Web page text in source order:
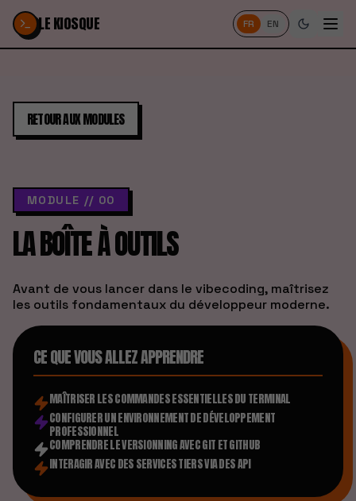
Passer au contenu
LE KIOSQUE FR EN
RETOUR AUX MODULES
MODULE // 00
LA BOÎTE À OUTILS
Avant de vous lancer dans le vibecoding, maîtrisez
les outils fondamentaux du développeur moderne.
CE QUE VOUS ALLEZ APPRENDRE
MAÎTRISER LES COMMANDES ESSENTIELLES DU TERMINAL
CONFIGURER UN ENVIRONNEMENT DE DÉVELOPPEMENT
PROFESSIONNEL
COMPRENDRE LE VERSIONNING AVEC GIT ET GITHUB
INTERAGIR AVEC DES SERVICES TIERS VIA DES API